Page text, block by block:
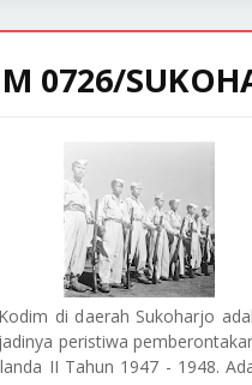
0726/
di daerah Sukoharjo
peristiwa
II Tahun 1947 - 1948.